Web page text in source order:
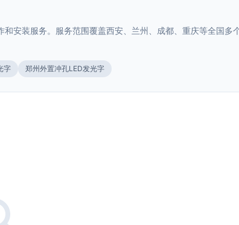
安装服务。服务范围覆盖西安、兰州、成都、重庆等全国多
字 郑州外置冲孔LED发光字